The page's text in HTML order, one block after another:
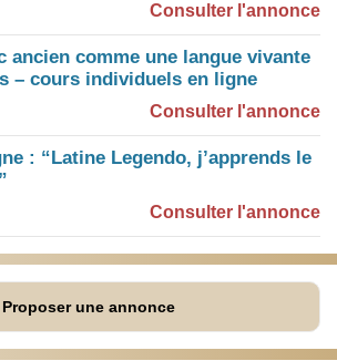
Consulter l'annonce
ancien comme une langue vivante
– cours individuels en ligne
Consulter l'annonce
: “Latine Legendo, j’apprends le
Consulter l'annonce
Proposer une annonce